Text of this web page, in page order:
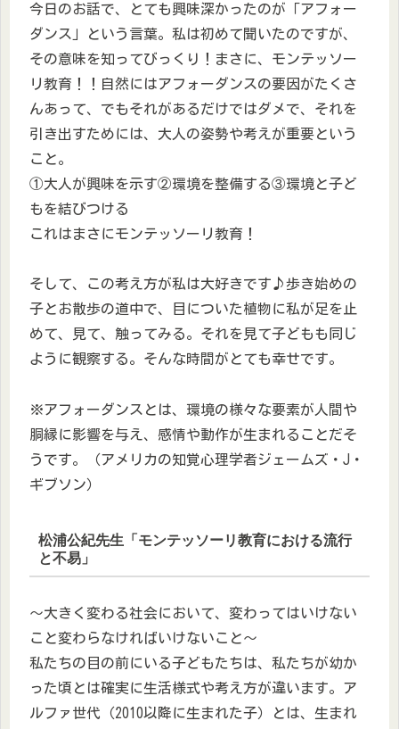
今日のお話で、とても興味深かったのが「アフォー
ダンス」という言葉。私は初めて聞いたのですが、
その意味を知ってびっくり！まさに、モンテッソー
リ教育！！自然にはアフォーダンスの要因がたくさ
んあって、でもそれがあるだけではダメで、それを
引き出すためには、大人の姿勢や考えが重要という
こと。
①大人が興味を示す②環境を整備する③環境と子ど
もを結びつける
これはまさにモンテッソーリ教育！
そして、この考え方が私は大好きです♪歩き始めの
子とお散歩の道中で、目についた植物に私が足を止
めて、見て、触ってみる。それを見て子どもも同じ
ように観察する。そんな時間がとても幸せです。
※アフォーダンスとは、環境の様々な要素が人間や
胴縁に影響を与え、感情や動作が生まれることだそ
うです。（アメリカの知覚心理学者ジェームズ・J・
ギブソン）
松浦公紀先生「モンテッソーリ教育における流行
と不易」
～大きく変わる社会において、変わってはいけない
こと変わらなければいけないこと～
私たちの目の前にいる子どもたちは、私たちが幼か
った頃とは確実に生活様式や考え方が違います。ア
ルファ世代（2010以降に生まれた子）とは、生まれ